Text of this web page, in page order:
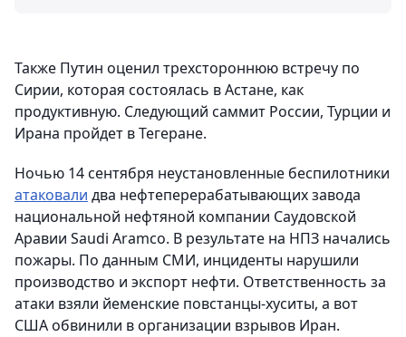
Также Путин оценил трехстороннюю встречу по
Сирии, которая состоялась в Астане, как
продуктивную. Следующий саммит России, Турции и
Ирана пройдет в Тегеране.
Ночью 14 сентября неустановленные беспилотники
атаковали два нефтеперерабатывающих завода
национальной нефтяной компании Саудовской
Аравии Saudi Aramco. В результате на НПЗ начались
пожары. По данным СМИ, инциденты нарушили
производство и экспорт нефти. Ответственность за
атаки взяли йеменские повстанцы-хуситы, а вот
США обвинили в организации взрывов Иран.